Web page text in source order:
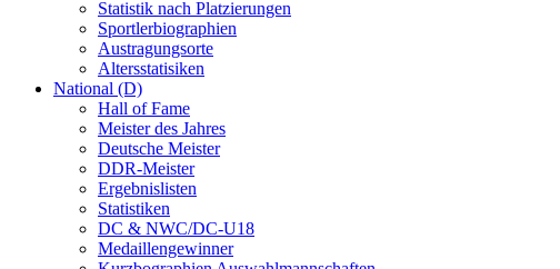
Statistik nach Platzierungen
Sportlerbiographien
Austragungsorte
Altersstatisiken
National (D)
Hall of Fame
Meister des Jahres
Deutsche Meister
DDR-Meister
Ergebnislisten
Statistiken
DC & NWC/DC-U18
Medaillengewinner